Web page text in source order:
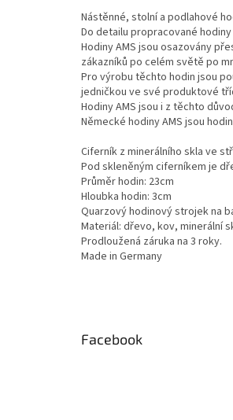
Nástěnné, stolní a podlahové
Do detailu propracované
Hodiny AMS jsou osazovány
zákazníků po celém světě po
Pro výrobu těchto hodin jsou
jedničkou ve své produktové
Hodiny AMS jsou i z těchto
Německé hodiny AMS jsou
Ciferník z minerálního skla ve
Pod skleněným ciferníkem je
Průměr hodin: 23cm
Hloubka hodin: 3cm
Quarzový hodinový strojek na
Materiál: dřevo, kov, minerální
Prodloužená záruka na 3 roky.
Made in Germany
Facebook